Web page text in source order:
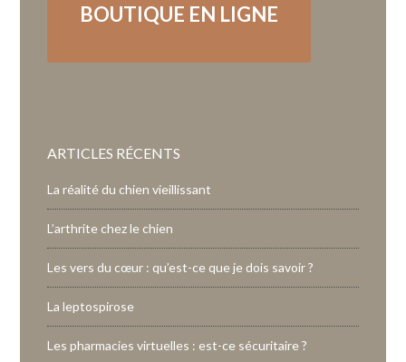
BOUTIQUE EN LIGNE
ARTICLES RÉCENTS
La réalité du chien vieillissant
L’arthrite chez le chien
Les vers du cœur : qu’est-ce que je dois savoir ?
La leptospirose
Les pharmacies virtuelles : est-ce sécuritaire ?